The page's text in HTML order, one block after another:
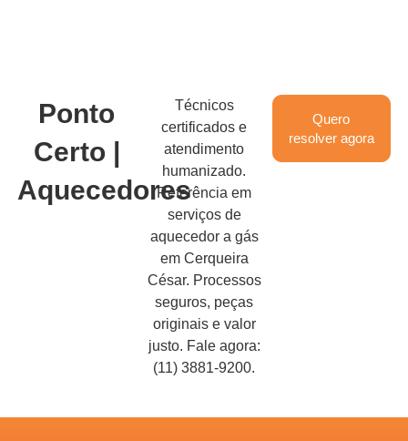
Ponto
Certo |
Aquecedores
Técnicos
certificados e
atendimento
humanizado.
Referência em
serviços de
aquecedor a gás
em Cerqueira
César. Processos
seguros, peças
originais e valor
justo. Fale agora:
(11) 3881-9200.
Quero
resolver agora